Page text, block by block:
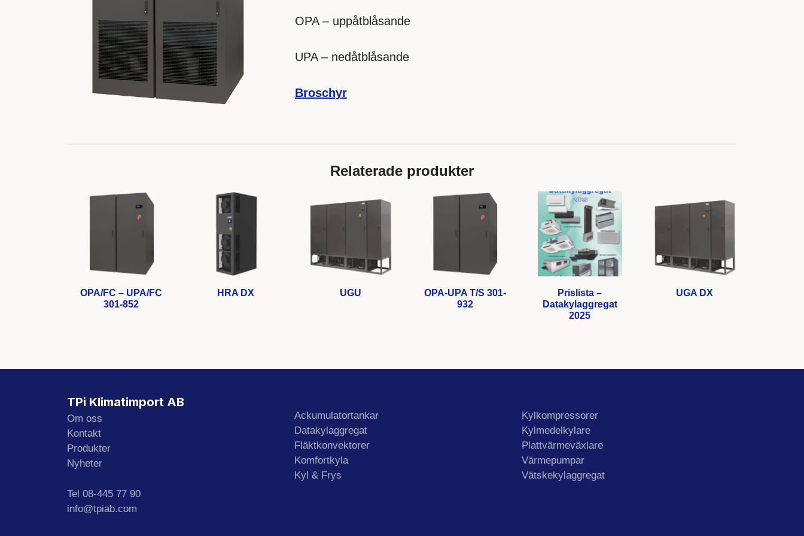
OPA – uppåtblåsande
UPA – nedåtblåsande
Broschyr
Relaterade produkter
OPA/FC – UPA/FC
301-852
HRA DX UGU
OPA-UPA T/S 301-
932
Prislista –
Datakylaggregat
2025
UGA DX
TPi Klimatimport AB
Om oss
Kontakt
Produkter
Nyheter
Tel 08-445 77 90
info@tpiab.com
Ackumulatortankar
Datakylaggregat
Fläktkonvektorer
Komfortkyla
Kyl & Frys
Kylkompressorer
Kylmedelkylare
Plattvärmeväxlare
Värmepumpar
Vätskekylaggregat